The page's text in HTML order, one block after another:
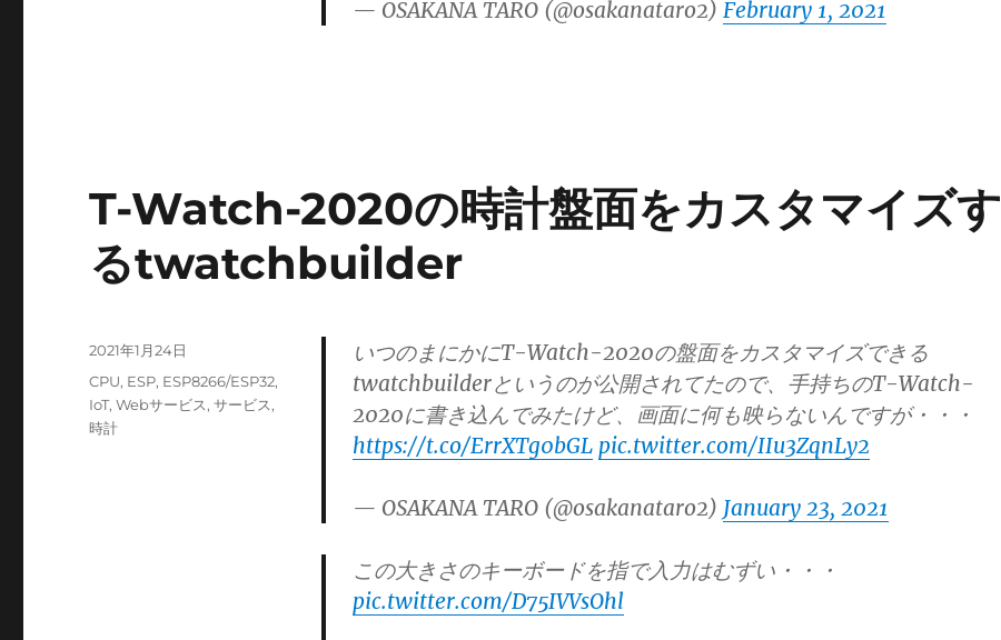
— OSAKANA TARO (@osakanataro2) February 1, 2021
T-Watch-2020の時計盤面をカスタマイズす
るtwatchbuilder
いつのまにかにT-Watch-2020の盤面をカスタマイズできる
twatchbuilderというのが公開されてたので、手持ちのT-Watch-
2020に書き込んでみたけど、画面に何も映らないんですが・・・
https://t.co/ErrXTg0bGL pic.twitter.com/IIu3ZqnLy2
— OSAKANA TARO (@osakanataro2) January 23, 2021
この大きさのキーボードを指で入力はむずい・・・
pic.twitter.com/D75IVVsOhl
投
2021年1月24日
カ
テ
ゴ
CPU, ESP, ESP8266/ESP32,
IoT,Webサービス,サービス,
時計